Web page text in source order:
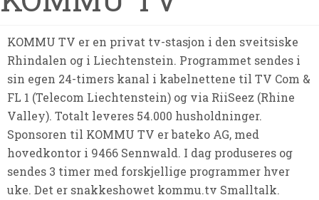
KOMMU TV er en privat tv-stasjon i den sveitsiske
Rhindalen og i Liechtenstein. Programmet sendes i
sin egen 24-timers kanal i kabelnettene til TV Com &
FL 1 (Telecom Liechtenstein) og via RiiSeez (Rhine
Valley). Totalt leveres 54.000 husholdninger.
Sponsoren til KOMMU TV er bateko AG, med
hovedkontor i 9466 Sennwald. I dag produseres og
sendes 3 timer med forskjellige programmer hver
uke. Det er snakkeshowet kommu.tv Smalltalk.